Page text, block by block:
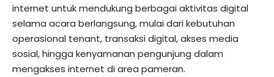
internet untuk mendukung berbagai aktivitas digital
selama acara berlangsung, mulai dari kebutuhan
operasional tenant, transaksi digital, akses media
sosial, hingga kenyamanan pengunjung dalam
mengakses internet di area pameran.